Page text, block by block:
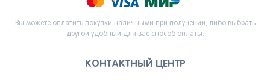
Вы можете оплатить покупки наличными при получении, либо выбрать
другой удобный для вас способ оплаты.
КОНТАКТНЫЙ ЦЕНТР